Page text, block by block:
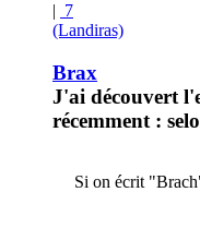
| 7
(Landiras)
Brax
J'ai découvert
récemment :
Si on écrit